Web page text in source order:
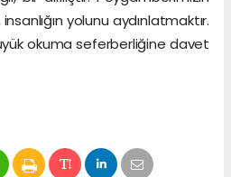
yolunu aydınlatmaktır.
okuma seferberliğine davet